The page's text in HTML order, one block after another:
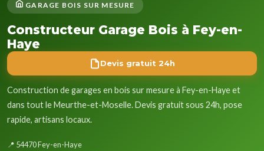
GARAGE BOIS SUR MESURE
Constructeur Garage Bois à Fey-en-
Haye
Devis gratuit 24h
Construction de garages en bois sur mesure à Fey-en-Haye et
dans tout le Meurthe-et-Moselle. Devis gratuit sous 24h, pose
rapide, artisans locaux.
📍 54470 Fey-en-Haye